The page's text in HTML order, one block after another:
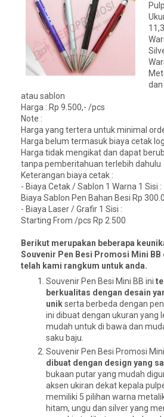
atau sablon
Harga : Rp 9.500,- /pcs
Note :
Harga yang tertera untuk minimal
Harga belum termasuk biaya cetak
Harga tidak mengikat dan dapat
tanpa pemberitahuan terlebih dahulu
Keterangan biaya cetak :
- Biaya Cetak / Sablon 1 Warna 1 Sisi :
Biaya Sablon Pen Bahan Besi Rp
- Biaya Laser / Grafir 1 Sisi :
Starting From /pcs Rp 2.500
Berikut merupakan beberapa
Souvenir Pen Besi Promosi Mini BB
telah kami rangkum untuk anda.
Souvenir Pen Besi Mini BB ini
berkualitas dengan desain
unikserta berbeda dengan
ini dibuat dengan ukuran yang
mudah untuk di bawa dan
saku baju.
Souvenir Pen Besi Promosi
dibuat dengan design yang
bukaan putar yang mudah
aksen ukiran dekat kepala
memiliki 5 pilihan warna
hitam, ungu dan silver yang